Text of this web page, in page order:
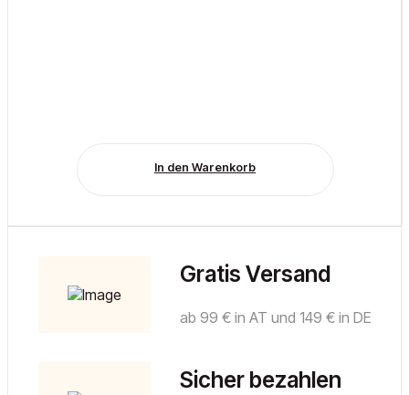
In den Warenkorb
Gratis Versand
ab 99 € in AT und 149 € in DE
Sicher bezahlen